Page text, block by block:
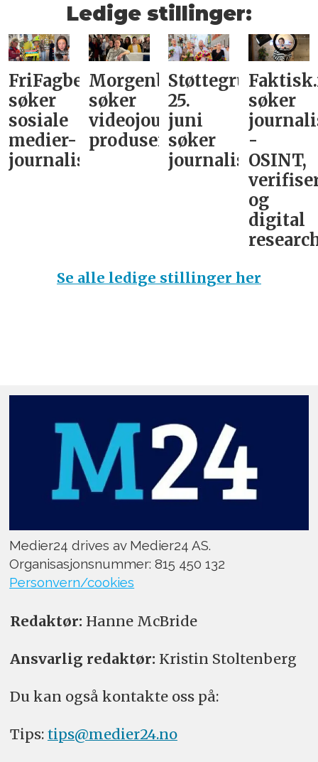
Ledige stillinger:
FriFagbevegelse
søker
sosiale
medier-
journalist
Morgenbladet
søker
videojournalist/podkast-
produsent
Støttegruppa
25.
juni
søker
journalist
søker
-
OSINT,
og
digital
Se alle ledige stillinger her
Medier24 drives av Medier24 AS.
Organisasjonsnummer: 815 450 132
Personvern/cookies
Redaktør: Hanne McBride
Ansvarlig redaktør: Kristin Stoltenberg
Du kan også kontakte oss på:
Tips: tips@medier24.no